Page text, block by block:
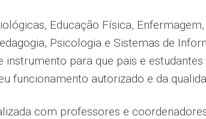
Educação Física,
Psicologia e Sistemas de
para que pais e
funcionamento autorizado e da
com professores e